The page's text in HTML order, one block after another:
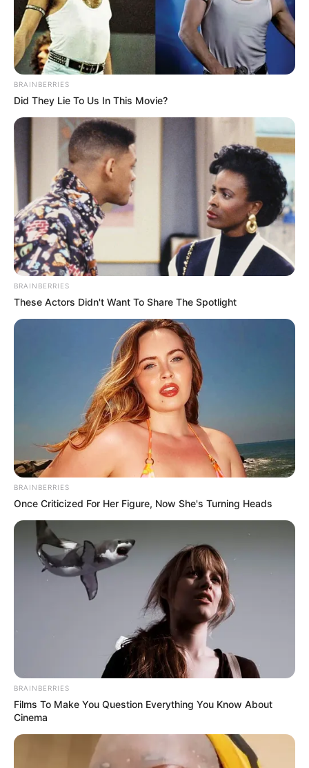
Lembrancinha.net
Lembrancinha.net
BRAINBERRIES
Did They Lie To Us In This Movie?
BRAINBERRIES
These Actors Didn't Want To Share The Spotlight
BRAINBERRIES
Once Criticized For Her Figure, Now She's Turning Heads
BRAINBERRIES
Films To Make You Question Everything You Know About
Cinema